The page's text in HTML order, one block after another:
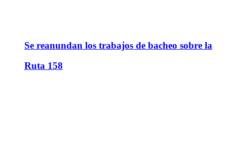
Se reanundan los trabajos de bacheo sobre la
Ruta 158